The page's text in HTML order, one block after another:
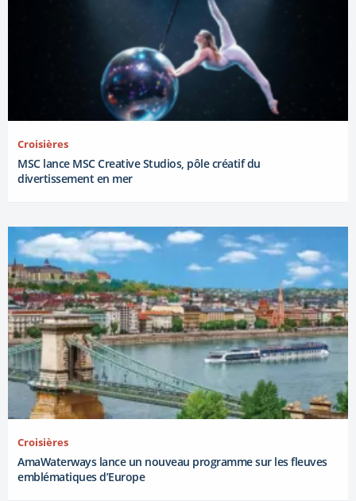
Croisières
MSC lance MSC Creative Studios, pôle créatif du
divertissement en mer
Croisières
AmaWaterways lance un nouveau programme sur les fleuves
emblématiques d’Europe